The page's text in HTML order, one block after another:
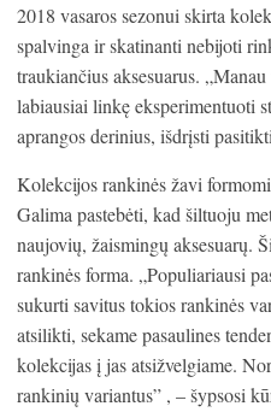
2018 vasaros sezonui skirta
spalvinga ir skatinanti nebijoti
traukiančius aksesuarus.
labiausiai linkę eksperimentuoti
aprangos derinius, išdrįsti
Kolekcijos rankinės žavi
Galima pastebėti, kad šiltuoju
naujovių, žaismingų aksesuarų.
rankinės forma. „Populiariausi
sukurti savitus tokios rankinės
atsilikti, sekame pasaulines
kolekcijas į jas atsižvelgiame.
rankinių variantus” , – šypsosi